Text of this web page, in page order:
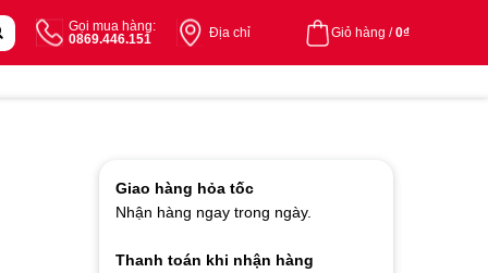
Gọi mua hàng:
0869.446.151
Địa chỉ Giỏ hàng /0₫
Giao hàng hỏa tốc
Nhận hàng ngay trong ngày.
Thanh toán khi nhận hàng